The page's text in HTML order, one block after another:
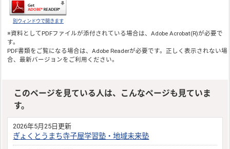
別ウィンドウで開きます
※資料としてPDFファイルが添付されている場合は、Adobe Acrobat(R)が必要で
す。
PDF書類をご覧になる場合は、Adobe Readerが必要です。正しく表示されない場
合、最新バージョンをご利用ください。
このページを見ている人は、こんなページも見ていま
す。
2026年5月25日更新
ぎょくとうまち寺子屋学習塾・地域未来塾